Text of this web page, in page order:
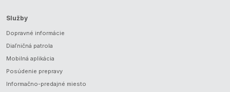
Služby
Dopravné informácie
Diaľničná patrola
Mobilná aplikácia
Posúdenie prepravy
Informačno-predajné miesto